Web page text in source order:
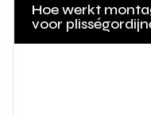
Hoe werkt
voor